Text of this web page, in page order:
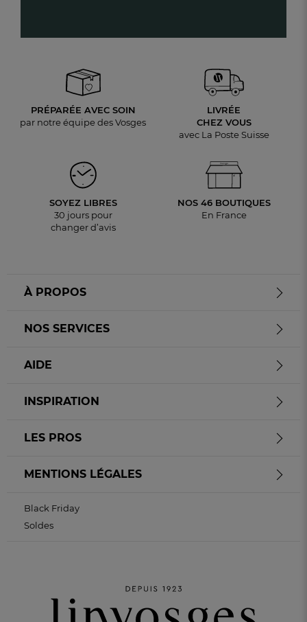
PRÉPARÉE AVEC SOIN
par notre équipe des Vosges
LIVRÉE
CHEZ VOUS
avec La Poste Suisse
SOYEZ LIBRES
30 jours pour
changer d’avis
NOS 46 BOUTIQUES
En France
À PROPOS
NOS SERVICES
AIDE
INSPIRATION
LES PROS
MENTIONS LÉGALES
Black Friday
Soldes